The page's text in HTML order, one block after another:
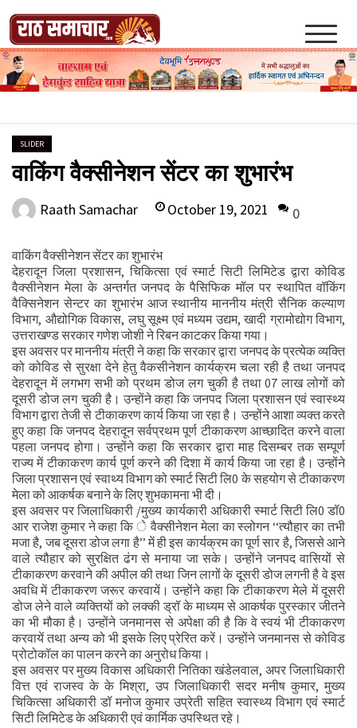
content
Raath Samachar
SLIDER
वाकिंग वैक्सीनेशन सेंटर का शुभारंभ
Raath Samachar October 19, 2021 0
वाकिंग वैक्सीनेशन सेंटर का शुभारंभ
देहरादून जिला प्रशासन, चिकित्सा एवं स्मार्ट सिटी लिमिटेड द्वारा कोविड
वैक्सीनेशन मेला के अन्तर्गत जनपद के पैसिफिक मॉल पर स्थापित वॉकिंग
वैक्सिनेशन सेन्टर का शुभारंभ आज स्थानीय माननीय मंत्री सैनिक कल्याण
विभाग, औद्योगिक विकास, लघु सूक्ष्म एवं मध्यम उद्यम, खादी ग्रामोद्योग विभाग,
उत्तराखण्ड सरकार गणेश जोशी ने रिबन काटकर किया गया।
इस अवसर पर माननीय मंत्री ने कहा कि सरकार द्वारा जनपद के प्रत्येक व्यक्ति
को कोविड से सुरक्षा देने हेतु वैकसीनेशन कार्यक्रम चला रही है तथा जनपद
देहरादून में लगभग सभी को प्रथम डोज लग चुकी है तथा 07 लाख लोगों को
दूसरी डोज लग चुकी है। उन्होंने कहा कि जनपद जिला प्रशासन एवं स्वास्थ्य
विभाग द्वारा तेजी से टीकाकरण कार्य किया जा रहा है। उन्होंने आशा व्यक्त करते
हुए कहा कि जनपद देहरादून सर्वप्रथम पूर्ण टीकाकरण आच्छादित करने वाला
पहला जनपद होगा। उन्होंने कहा कि सरकार द्वारा माह दिसम्बर तक सम्पूर्ण
राज्य में टीकाकरण कार्य पूर्ण करने की दिशा में कार्य किया जा रहा है। उन्होंने
जिला प्रशासन एवं स्वाथ्य विभाग को स्मार्ट सिटी लि0 के सहयोग से टीकाकरण
मेला को आकर्षक बनाने के लिए शुभकामना भी दी।
इस अवसर पर जिलाधिकारी /मुख्य कार्यकारी अधिकारी स्मार्ट सिटी लि0 डॉ0
आर राजेश कुमार ने कहा कि े वैक्सीनेशन मेला का स्लोगन ‘‘त्यौहार का तभी
मजा है, जब दूसरा डोज लगा है’’ में ही इस कार्यक्रम का पूर्ण सार है, जिससे आने
वाले त्यौहार को सुरक्षित ढंग से मनाया जा सके। उन्होंने जनपद वासियों से
टीकाकरण करवाने की अपील की तथा जिन लागों के दूसरी डोज लगनी है वे इस
अवधि में टीकाकरण जरूर करवायें। उन्होंने कहा कि टीकाकरण मेले में दूसरी
डोज लेने वाले व्यक्तियों को लक्की ड्रॉ के माध्यम से आकर्षक पुरस्कार जीतने
का भी मौका है। उन्होंने जनमानस से अपेक्षा की है कि वे स्वयं भी टीकाकरण
करवायें तथा अन्य को भी इसके लिए प्रेरित करें। उन्होंने जनमानस से कोविड
प्रोटोकॉल का पालन करने का अनुरोध किया।
इस अवसर पर मुख्य विकास अधिकारी नितिका खंडेलवाल, अपर जिलाधिकारी
वित्त एवं राजस्व के के मिश्रा, उप जिलाधिकारी सदर मनीष कुमार, मुख्य
चिकित्सा अधिकारी डॉ मनोज कुमार उप्रेती सहित स्वास्थ्य विभाग एवं स्मार्ट
सिटी लिमिटेड के अधिकारी एवं कार्मिक उपस्थित रहे।